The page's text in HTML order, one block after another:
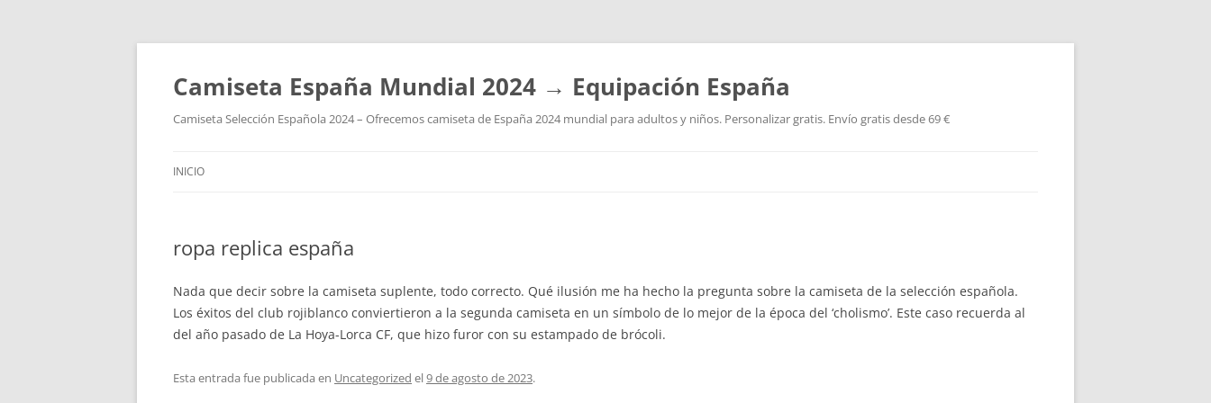
Camiseta España Mundial 2024 → Equipación España
Camiseta Selección Española 2024 – Ofrecemos camiseta de España 2024 mundial para adultos y niños. Personalizar gratis. Envío gratis desde 69 €
INICIO
ropa replica españa
Nada que decir sobre la camiseta suplente, todo correcto. Qué ilusión me ha hecho la pregunta sobre la camiseta de la selección española.
Los éxitos del club rojiblanco conviertieron a la segunda camiseta en un símbolo de lo mejor de la época del ‘cholismo’. Este caso recuerda al
del año pasado de La Hoya-Lorca CF, que hizo furor con su estampado de brócoli.
Esta entrada fue publicada en Uncategorized el9 de agosto de 2023.